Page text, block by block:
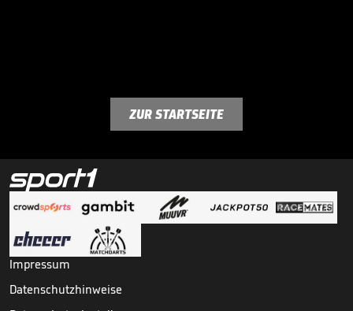
ZUR STARTSEITE
Impressum
Datenschutzhinweise